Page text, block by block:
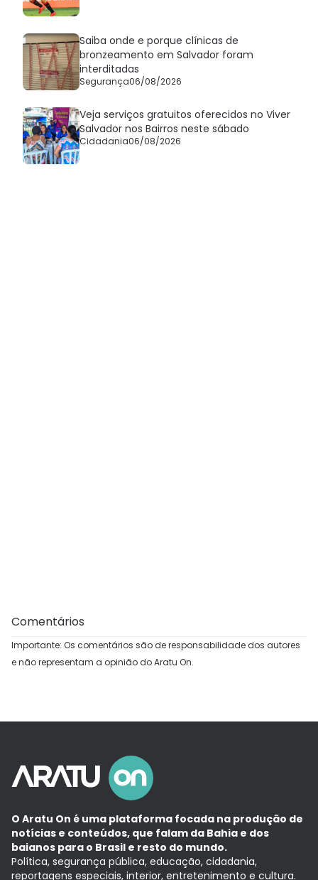
Saiba onde e porque clínicas de
bronzeamento em Salvador foram
interditadas
Segurança06/08/2026
Veja serviços gratuitos oferecidos no Viver
Salvador nos Bairros neste sábado
Cidadania06/08/2026
Comentários
Importante: Os comentários são de responsabilidade dos autores
e não representam a opinião do Aratu On.
O Aratu On é uma plataforma focada na produção de
notícias e conteúdos, que falam da Bahia e dos
baianos para o Brasil e resto do mundo.
Política, segurança pública, educação, cidadania,
reportagens especiais, interior, entretenimento e cultura.